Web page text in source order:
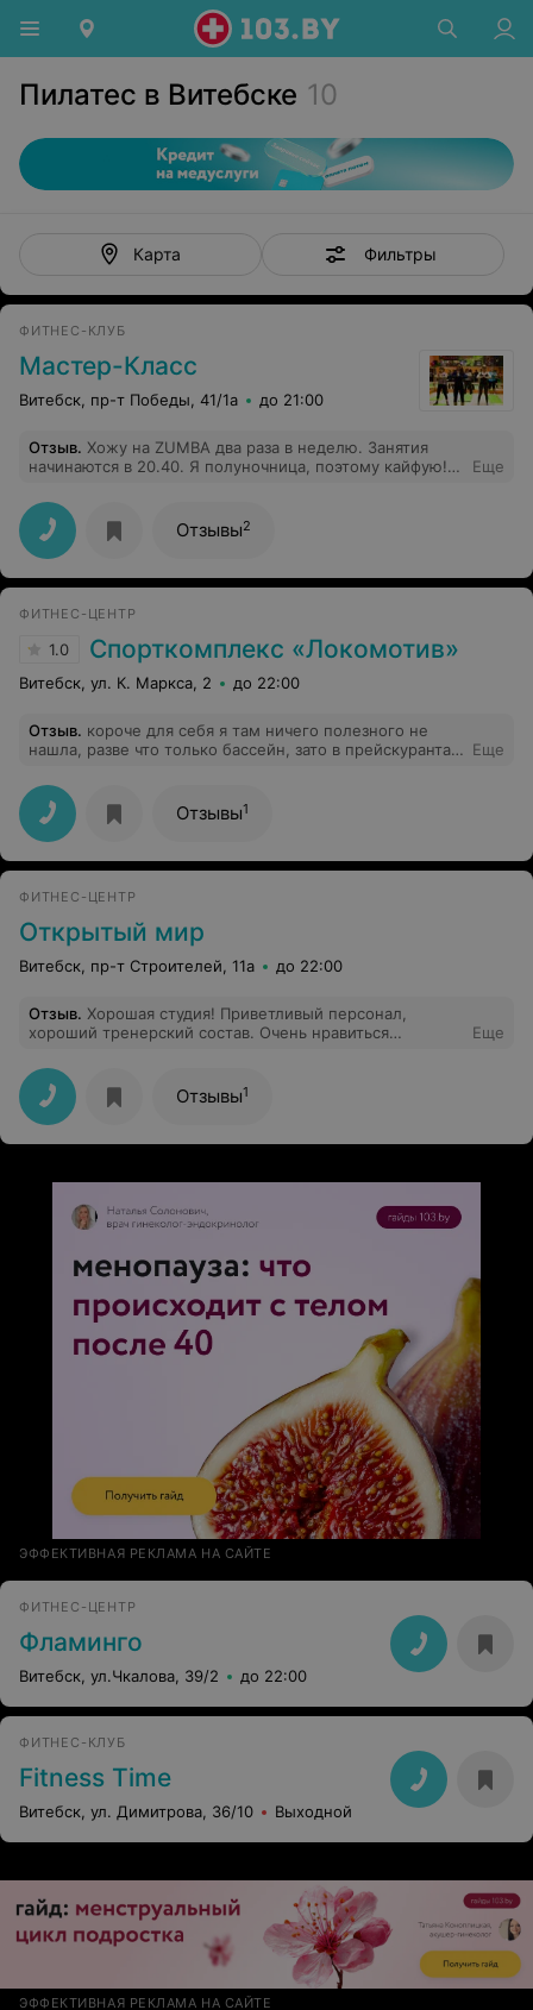
Пилатес в Витебске 10
Карта Фильтры
ФИТНЕС-КЛУБ
Мастер-Класс
Витебск, пр-т Победы, 41/1а до 21:00
Отзыв. Хожу на ZUMBA два раза в неделю. Занятия
начинаются в 20.40. Я полуночница, поэтому кайфую!
Алеся Широченкова - классный тренер! Чувствую себя
красоткой! А Вы хотите чувствовать тоже?)))
Еще
Отзывы2
ФИТНЕС-ЦЕНТР
1.0 Спорткомплекс «Локомотив»
Витебск, ул. К. Маркса, 2 до 22:00
Отзыв. короче для себя я там ничего полезного не
нашла, разве что только бассейн, зато в прейскурантах
( скалодром, бильярдный зал, настольный теннис...),
поехали, как дураки, радостные, думали, что всё будет,
распланировали на годы вперед, что посещать будем
всё регулярно, а в итоге пришли и разбились о скалу
реальности "НЕТ НИЧЕГО" из перечисленного ...
собой???? P.S. полное разочарование
Еще
Отзывы1
ФИТНЕС-ЦЕНТР
Открытый мир
Витебск, пр-т Строителей, 11а до 22:00
Отзыв. Хорошая студия! Приветливый персонал,
хороший тренерский состав. Очень нравиться
Еще
Отзывы1
ЭФФЕКТИВНАЯ РЕКЛАМА НА САЙТЕ
ФИТНЕС-ЦЕНТР
Фламинго
Витебск, ул.Чкалова, 39/2 до 22:00
ФИТНЕС-КЛУБ
Fitness Time
Витебск, ул. Димитрова, 36/10 Выходной
ЭФФЕКТИВНАЯ РЕКЛАМА НА САЙТЕ